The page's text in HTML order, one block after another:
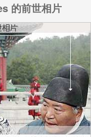
的前世相片